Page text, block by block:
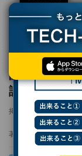
TECH+ テクノロジー
阪大が「ゼロレベル
阪大が「ゼ
誤り耐性量
掲載日 2025/06/23
著者： 波留久泉